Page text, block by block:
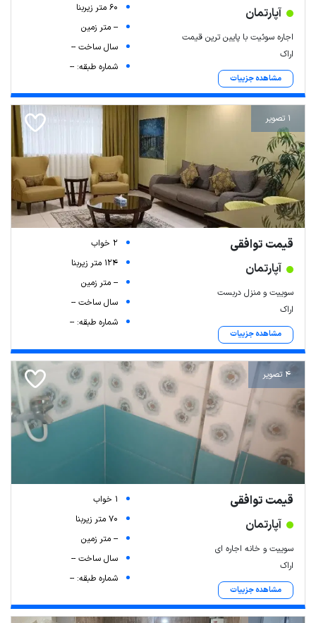
آپارتمان
اجاره سوئیت با پایین ترین قیمت
اراک
مشاهده جزییات
60 متر زیربنا
-- متر زمین
سال ساخت --
شماره طبقه: --
1 تصویر
قیمت توافقی
آپارتمان
سوییت و منزل دربست
اراک
مشاهده جزییات
2 خواب
124 متر زیربنا
-- متر زمین
سال ساخت --
شماره طبقه: --
4 تصویر
قیمت توافقی
آپارتمان
سوییت و خانه اجاره ای
اراک
مشاهده جزییات
1 خواب
70 متر زیربنا
-- متر زمین
سال ساخت --
شماره طبقه: --